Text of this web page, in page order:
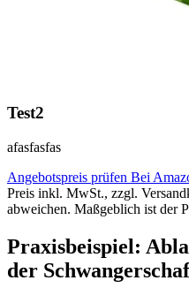
Test2
afasfasfas
Angebotspreis prüfen Bei
Preis inkl. MwSt., zzgl.
abweichen. Maßgeblich ist der
Praxisbeispiel:
der